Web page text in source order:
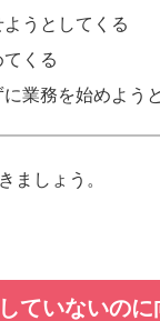
うとしてくる
くる
業務を始めよう
ましょう。
ていないの